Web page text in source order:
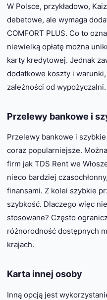
W Polsce, przykładowo,
debetowe, ale wymaga
COMFORT PLUS. Co to
niewielką opłatę można
karty kredytowej. Jednak
dodatkowe koszty i
zależności od wypożyczalni.
Przelewy bankowe i
Przelewy bankowe i
coraz popularniejsze.
firm jak TDS Rent we
nieco bardziej
finansami. Z kolei szybkie
szybkość. Dlaczego więc
stosowane? Często
różnorodność dostępnych
krajach.
Karta innej osoby
Inną opcją jest